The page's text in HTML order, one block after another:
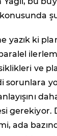
yazık ki
ve
sorunlara
gerekiyor.
ada